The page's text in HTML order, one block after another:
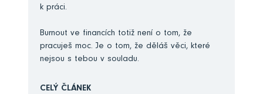
k práci.
Burnout ve financích totiž není o tom, že
pracuješ moc. Je o tom, že děláš věci, které
nejsou s tebou v souladu.
CELÝ ČLÁNEK